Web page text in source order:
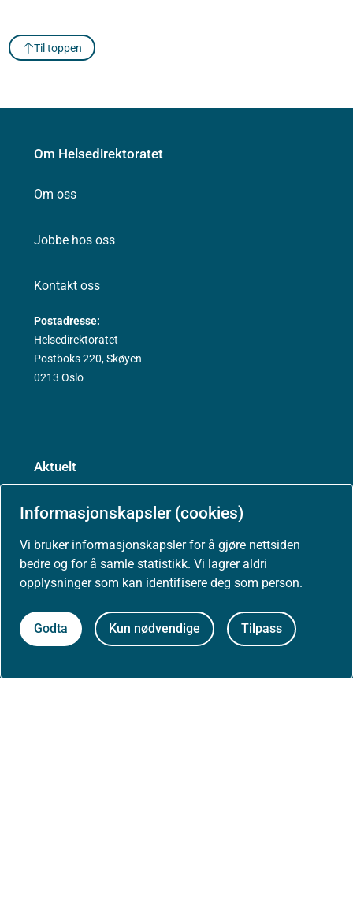
Informasjonskapsler (cookies)
Vi bruker informasjonskapsler for å gjøre nettsiden
bedre og for å samle statistikk. Vi lagrer aldri
opplysninger som kan identifisere deg som person.
Godta Kun nødvendige Tilpass
Til toppen
Om Helsedirektoratet
Om oss
Jobbe hos oss
Kontakt oss
Postadresse:
Helsedirektoratet
Postboks 220, Skøyen
0213 Oslo
Aktuelt
Nyheter
Arrangementer
Presse